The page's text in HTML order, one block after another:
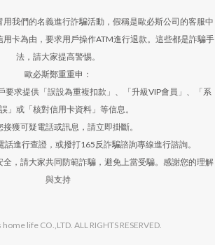
我們的名義進行詐騙活動，假稱是歐必斯公司的客服中
卡為由，要求用戶操作ATM進行退款。這些都是詐騙手
法，請大家提高警惕。
歐必斯鄭重重申：
要求提供「誤設為重複扣款」、「升級VIP會員」、「系
」或「核對信用卡資料」等信息。
接獲可疑電話或訊息，請立即掛斷。
話進行查證，或撥打165反詐騙諮詢專線進行諮詢。
，請大家共同防範詐騙，避免上當受騙。感謝您的理解
與支持
life CO.,LTD. ALL RIGHTS RESERVED.